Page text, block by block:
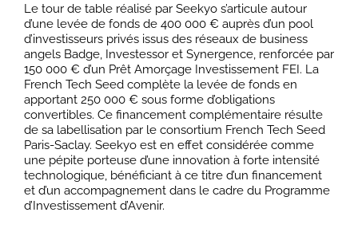
Le tour de table réalisé par Seekyo s’articule autour
d’une levée de fonds de 400 000 € auprès d’un pool
d’investisseurs privés issus des réseaux de business
angels Badge, Investessor et Synergence, renforcée par
150 000 € d’un Prêt Amorçage Investissement FEI. La
French Tech Seed complète la levée de fonds en
apportant 250 000 € sous forme d’obligations
convertibles. Ce financement complémentaire résulte
de sa labellisation par le consortium French Tech Seed
Paris-Saclay. Seekyo est en effet considérée comme
une pépite porteuse d’une innovation à forte intensité
technologique, bénéficiant à ce titre d’un financement
et d’un accompagnement dans le cadre du Programme
d’Investissement d’Avenir.